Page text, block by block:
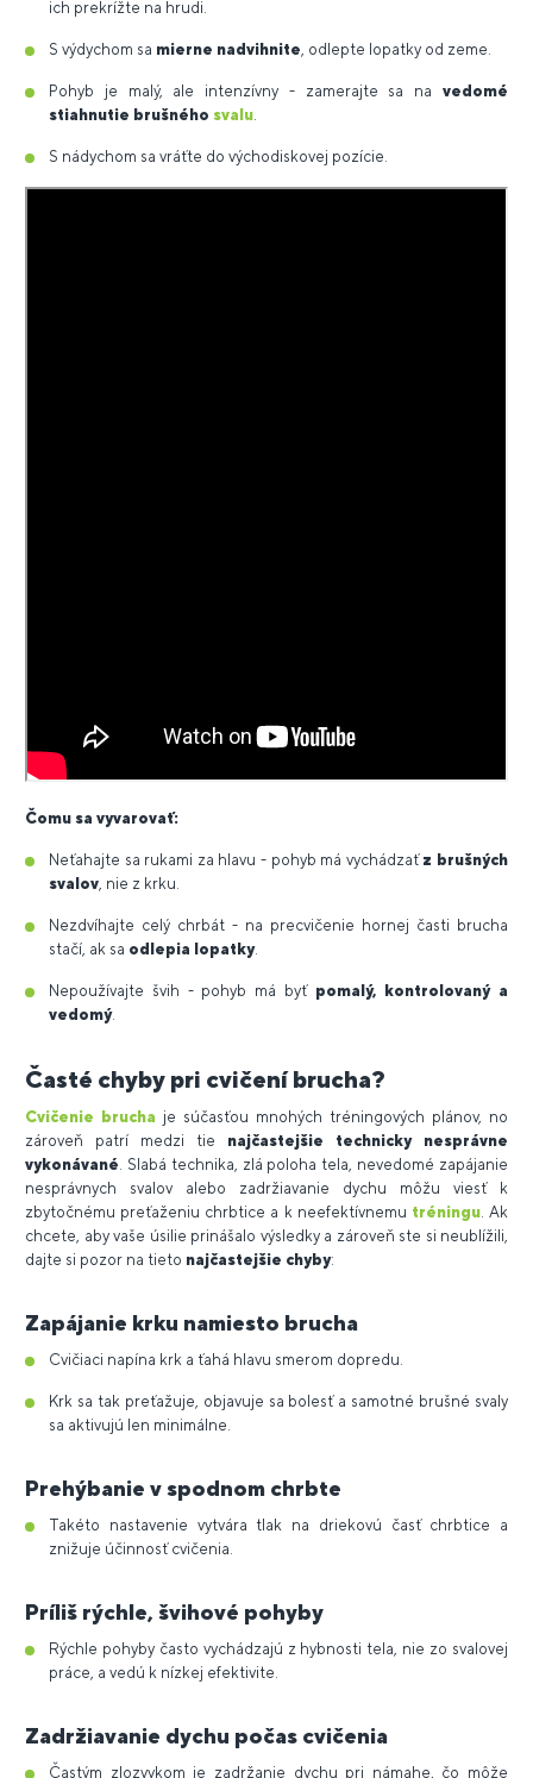
ich prekrížte na hrudi.
S výdychom sa mierne nadvihnite, odlepte lopatky od zeme.
Pohyb je malý, ale intenzívny - zamerajte sa na vedomé
stiahnutie brušného svalu.
S nádychom sa vráťte do východiskovej pozície.
Čomu sa vyvarovať:
Neťahajte sa rukami za hlavu - pohyb má vychádzať z brušných
svalov, nie z krku.
Nezdvíhajte celý chrbát - na precvičenie hornej časti brucha
stačí, ak sa odlepia lopatky.
Nepoužívajte švih - pohyb má byť pomalý, kontrolovaný a
vedomý.
Časté chyby pri cvičení brucha?
Cvičenie brucha je súčasťou mnohých tréningových plánov, no
zároveň patrí medzi tie najčastejšie technicky nesprávne
vykonávané. Slabá technika, zlá poloha tela, nevedomé zapájanie
nesprávnych svalov alebo zadržiavanie dychu môžu viesť k
zbytočnému preťaženiu chrbtice a k neefektívnemu tréningu. Ak
chcete, aby vaše úsilie prinášalo výsledky a zároveň ste si neublížili,
dajte si pozor na tieto najčastejšie chyby:
Zapájanie krku namiesto brucha
Cvičiaci napína krk a ťahá hlavu smerom dopredu.
Krk sa tak preťažuje, objavuje sa bolesť a samotné brušné svaly
sa aktivujú len minimálne.
Prehýbanie v spodnom chrbte
Takéto nastavenie vytvára tlak na driekovú časť chrbtice a
znižuje účinnosť cvičenia.
Príliš rýchle, švihové pohyby
Rýchle pohyby často vychádzajú z hybnosti tela, nie zo svalovej
práce, a vedú k nízkej efektivite.
Zadržiavanie dychu počas cvičenia
Častým zlozvykom je zadržanie dychu pri námahe, čo môže